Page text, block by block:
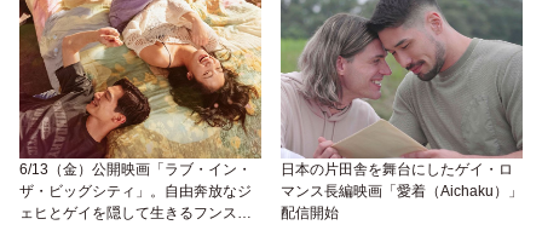
6/13（金）公開映画「ラブ・イン・
ザ・ビッグシティ」。自由奔放なジ
ェヒとゲイを隠して生きるフンス
日本の片田舎を舞台にしたゲイ・ロ
マンス長編映画「愛着（Aichaku）」
配信開始